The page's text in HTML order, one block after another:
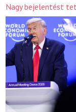
Nagy bejelentést